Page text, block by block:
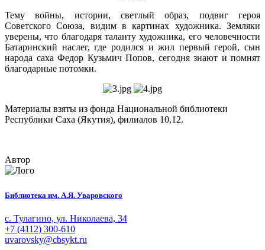
Тему войны, истории, светлый образ, подвиг героя
Советского Союза, видим в картинах художника. Земляки
уверены, что благодаря таланту художника, его человечности
Батаринский наслег, где родился и жил первый герой, сын
народа саха Федор Кузьмич Попов, сегодня знают и помнят
благодарные потомки.
Материалы взяты из фонда Национальной библиотеки
Республики Саха (Якутия), филиалов 10,12.
Автор
Библиотека им. А.Я. Уваровского
с. Тулагино, ул. Николаева, 34
+7 (4112) 300-610
uvarovsky@cbsykt.ru